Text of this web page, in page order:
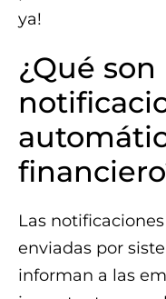
ya!
¿Qué son
Las
enviadas por
informan a las